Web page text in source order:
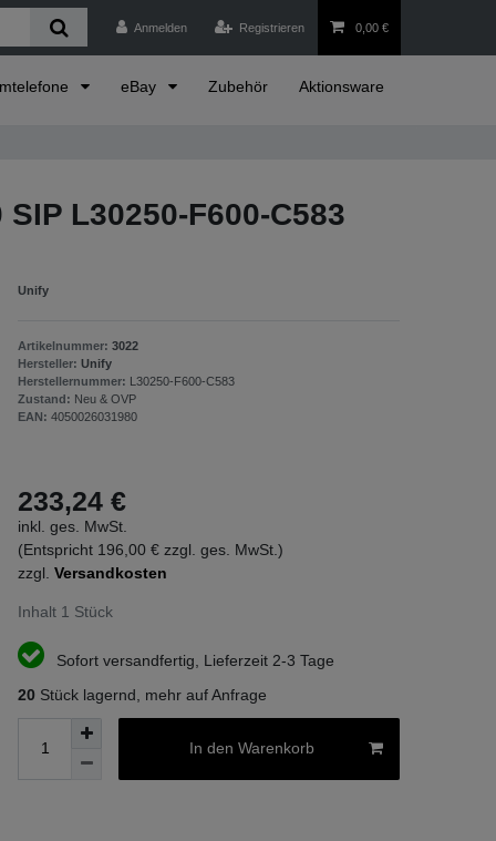
Anmelden Registrieren 0,00 €
eBay Zubehör Aktionsware
L30250-F600-C583
Unify
Artikelnummer: 3022
Hersteller: Unify
Herstellernummer: L30250-F600-C583
Zustand: Neu & OVP
EAN: 4050026031980
233,24 €
inkl. ges. MwSt.
(Entspricht 196,00 € zzgl. ges. MwSt.)
zzgl. Versandkosten
Inhalt 1 Stück
Sofort versandfertig, Lieferzeit 2-3 Tage
20 Stück lagernd, mehr auf Anfrage
In den Warenkorb